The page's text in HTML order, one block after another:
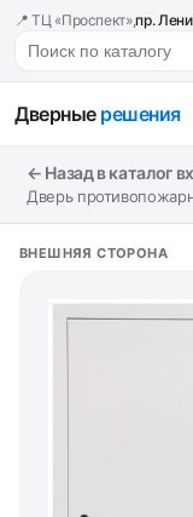
📍 ТЦ «Проспект»,пр.
Дверные решения
← Назад в каталог
Дверь
ВНЕШНЯЯ СТОРОНА